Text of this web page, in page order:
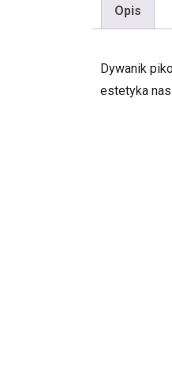
Opis
Dywanik
estetyka